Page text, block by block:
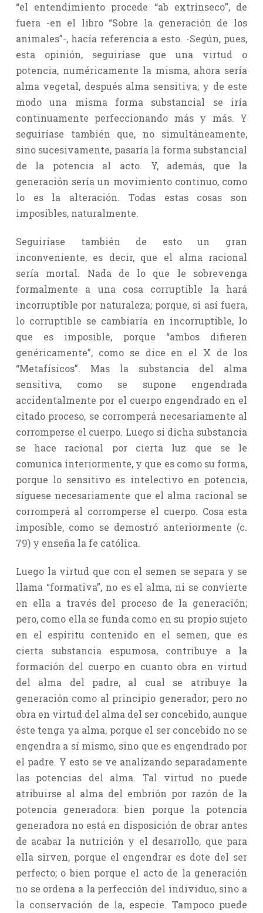
“el entendimiento procede “ab extrínseco”, de
fuera -en el libro “Sobre la generación de los
animales”-, hacía referencia a esto. -Según, pues,
esta opinión, seguiríase que una virtud o
potencia, numéricamente la misma, ahora sería
alma vegetal, después alma sensitiva; y de este
modo una misma forma substancial se iría
continuamente perfeccionando más y más. Y
seguiríase también que, no simultáneamente,
sino sucesivamente, pasaría la forma substancial
de la potencia al acto. Y, además, que la
generación sería un movimiento continuo, como
lo es la alteración. Todas estas cosas son
imposibles, naturalmente.
Seguiríase también de esto un gran
inconveniente, es decir, que el alma racional
sería mortal. Nada de lo que le sobrevenga
formalmente a una cosa corruptible la hará
incorruptible por naturaleza; porque, si así fuera,
lo corruptible se cambiaría en incorruptible, lo
que es imposible, porque “ambos difieren
genéricamente”, como se dice en el X de los
“Metafísicos”. Mas la substancia del alma
sensitiva, como se supone engendrada
accidentalmente por el cuerpo engendrado en el
citado proceso, se corromperá necesariamente al
corromperse el cuerpo. Luego si dicha substancia
se hace racional por cierta luz que se le
comunica interiormente, y que es como su forma,
porque lo sensitivo es intelectivo en potencia,
síguese necesariamente que el alma racional se
corromperá al corromperse el cuerpo. Cosa esta
imposible, como se demostró anteriormente (c.
79) y enseña la fe católica.
Luego la virtud que con el semen se separa y se
llama “formativa”, no es el alma, ni se convierte
en ella a través del proceso de la generación;
pero, como ella se funda como en su propio sujeto
en el espíritu contenido en el semen, que es
cierta substancia espumosa, contribuye a la
formación del cuerpo en cuanto obra en virtud
del alma del padre, al cual se atribuye la
generación como al principio generador; pero no
obra en virtud del alma del ser concebido, aunque
éste tenga ya alma, porque el ser concebido no se
engendra a sí mismo, sino que es engendrado por
el padre. Y esto se ve analizando separadamente
las potencias del alma. Tal virtud no puede
atribuirse al alma del embrión por razón de la
potencia generadora: bien porque la potencia
generadora no está en disposición de obrar antes
de acabar la nutrición y el desarrollo, que para
ella sirven, porque el engendrar es dote del ser
perfecto; o bien porque el acto de la generación
no se ordena a la perfección del individuo, sino a
la conservación de la, especie. Tampoco puede